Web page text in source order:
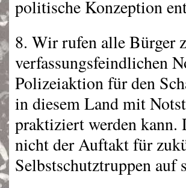
politische Konzeption
8. Wir rufen alle Bürger
verfassungsfeindlichen
Polizeiaktion für den
in diesem Land mit
praktiziert werden kann.
nicht der Auftakt für
Selbstschutztruppen auf